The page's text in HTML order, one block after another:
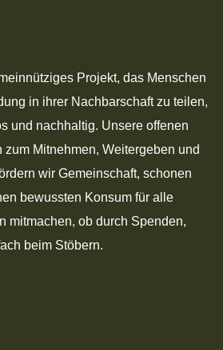
Projekt, das Menschen
in ihrer Nachbarschaft zu teilen,
und nachhaltig. Unsere offenen
Mitnehmen, Weitergeben und
wir Gemeinschaft, schonen
bewussten Konsum für alle
mitmachen, ob durch Spenden,
beim Stöbern.